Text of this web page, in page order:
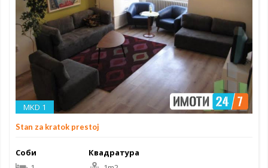
MKD 1
Stan za kratok prestoj
Соби
Квадратура